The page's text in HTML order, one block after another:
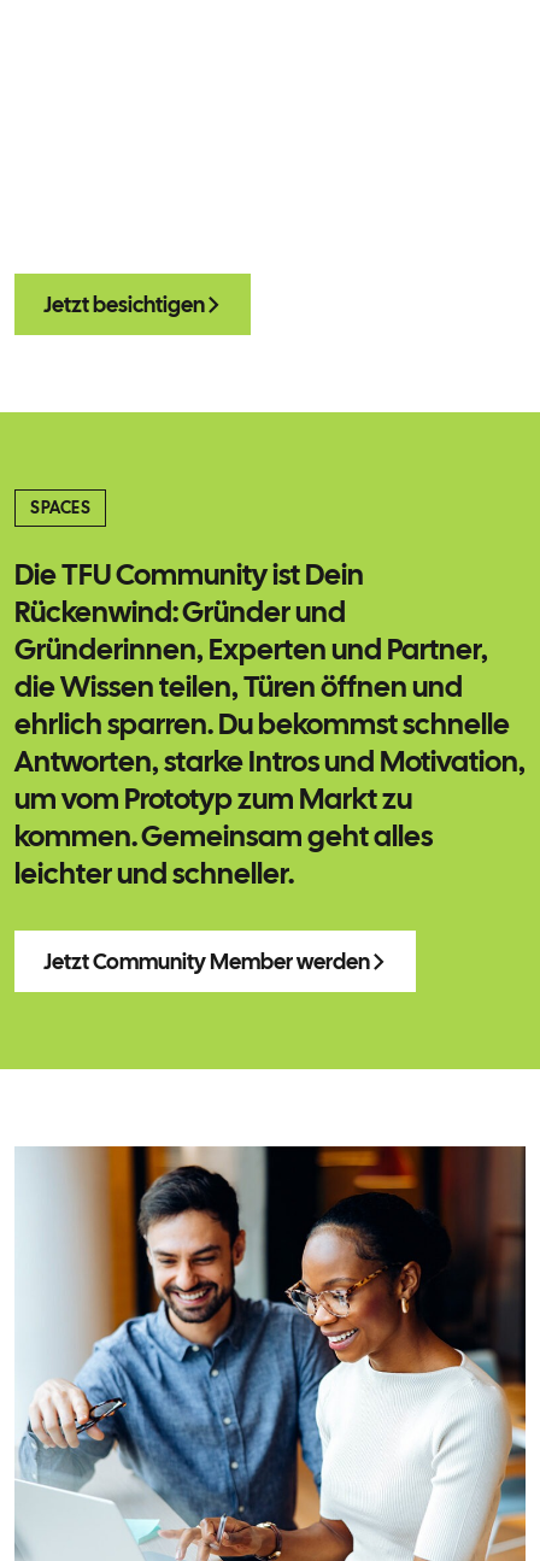
Jetzt besichtigen
SPACES
Die TFU Community ist Dein
Rückenwind: Gründer und
Gründerinnen, Experten und Partner,
die Wissen teilen, Türen öffnen und
ehrlich sparren. Du bekommst schnelle
Antworten, starke Intros und Motivation,
um vom Prototyp zum Markt zu
kommen. Gemeinsam geht alles
leichter und schneller.
Jetzt Community Member werden